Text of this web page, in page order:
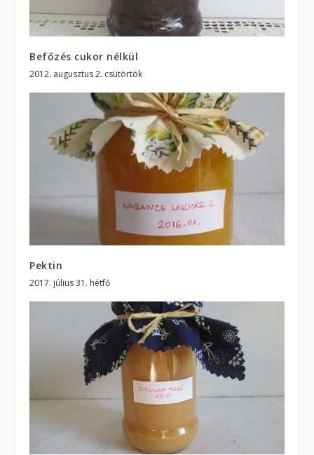
Befőzés cukor nélkül
2012. augusztus 2. csütörtök
Pektin
2017. július 31. hétfő